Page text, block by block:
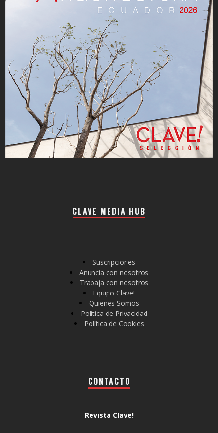
CLAVE MEDIA HUB
Suscripciones
Anuncia con nosotros
Trabaja con nosotros
Equipo Clave!
Quienes Somos
Política de Privacidad
Política de Cookies
CONTACTO
Revista Clave!